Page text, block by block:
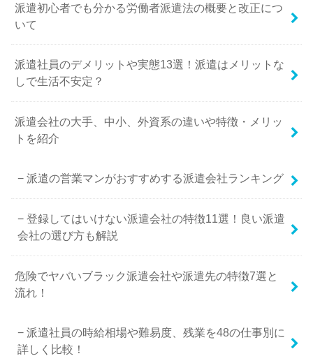
派遣初心者でも分かる労働者派遣法の概要と改正につ
いて
派遣社員のデメリットや実態13選！派遣はメリットな
しで生活不安定？
派遣会社の大手、中小、外資系の違いや特徴・メリッ
トを紹介
派遣の営業マンがおすすめする派遣会社ランキング
登録してはいけない派遣会社の特徴11選！良い派遣
会社の選び方も解説
危険でヤバいブラック派遣会社や派遣先の特徴7選と
流れ！
派遣社員の時給相場や難易度、残業を48の仕事別に
詳しく比較！